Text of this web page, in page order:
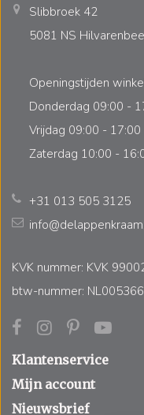
Slibbroek 42
5081 NS
Openingstijden
Donderdag 09:00 -
Vrijdag 09:00 - 17:00
Zaterdag 10:00 -
+31 013 505 3125
KVK nummer: KVK
btw-nummer:
Klantenservice
Mijn account
Nieuwsbrief